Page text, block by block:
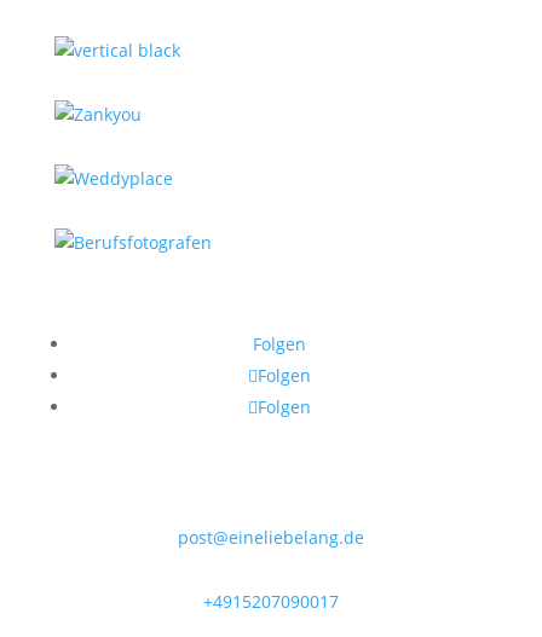
Folgen
Folgen
Folgen
post@eineliebelang.de
+4915207090017